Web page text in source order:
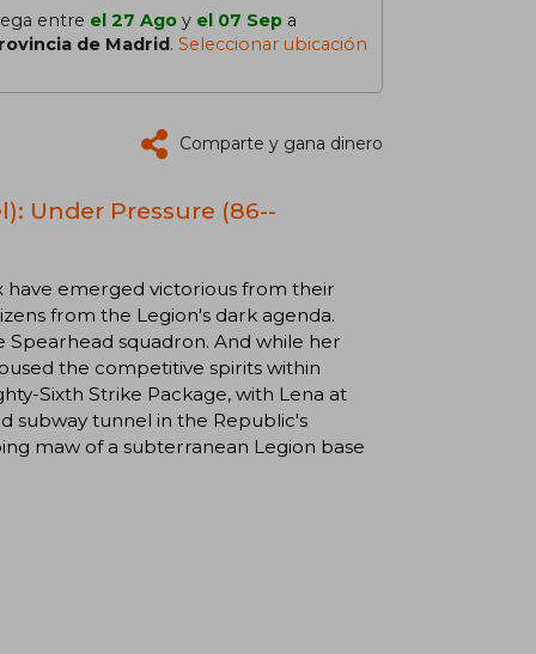
entre el 27 Ago y el 07 Sep a
de Madrid. Seleccionar ubicación
Comparte y gana dinero
Under Pressure (86--
have emerged victorious from their
from the Legion's dark agenda.
squadron. And while her
the competitive spirits within
Sixth Strike Package, with Lena at
subway tunnel in the Republic's
maw of a subterranean Legion base